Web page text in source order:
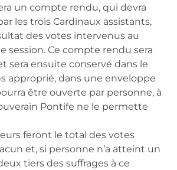
un compte rendu, qui devra
les trois Cardinaux assistants,
des votes intervenus au
session. Ce compte rendu sera
sera ensuite conservé dans le
approprié, dans une enveloppe
être ouverte par personne, à
Pontife ne le permette
feront le total des votes
et, si personne n’a atteint un
tiers des suffrages à ce